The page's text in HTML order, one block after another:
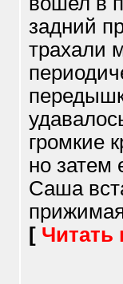
задний
трахали
громкие
но затем
Саша
[ Читать